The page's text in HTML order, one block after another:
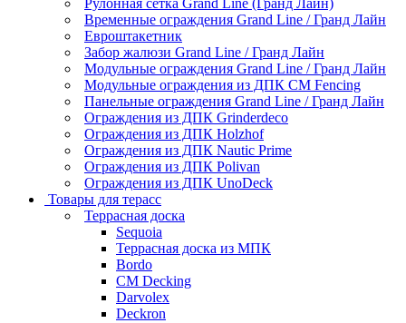
Рулонная сетка Grand Line (Гранд Лайн)
Временные ограждения Grand Line / Гранд Лайн
Евроштакетник
Забор жалюзи Grand Line / Гранд Лайн
Модульные ограждения Grand Line / Гранд Лайн
Модульные ограждения из ДПК CM Fencing
Панельные ограждения Grand Line / Гранд Лайн
Ограждения из ДПК Grinderdeco
Ограждения из ДПК Holzhof
Ограждения из ДПК Nautic Prime
Ограждения из ДПК Polivan
Ограждения из ДПК UnoDeck
Товары для терасс
Террасная доска
Sequoia
Террасная доска из МПК
Bordo
CM Decking
Darvolex
Deckron